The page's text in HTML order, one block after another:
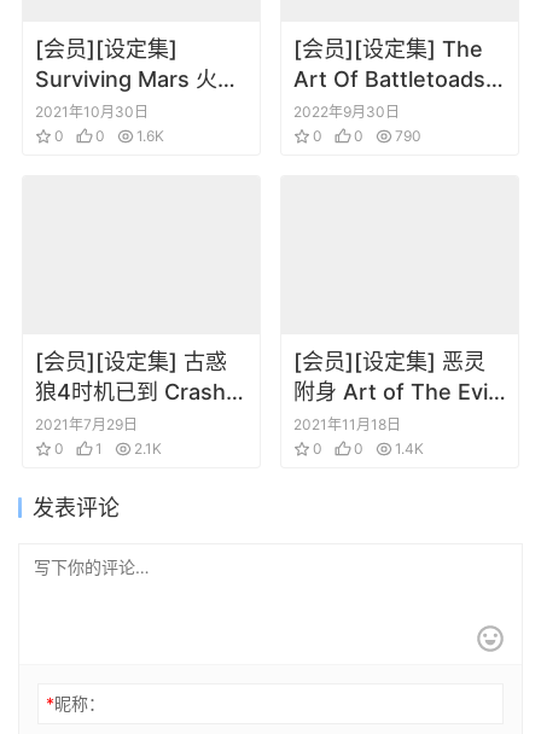
[会员][设定集]
Surviving Mars 火星
求生设定集
2021年10月30日
0
0 1.6K
[会员][设定集] The
Art Of Battletoads
忍者蛙
2022年9月30日
0
0 790
[会员][设定集] 古惑
狼4时机已到 Crash
Bandicoot 4 原画设
定
2021年7月29日
0
1 2.1K
[会员][设定集] 恶灵
附身 Art of The Evil
Within
2021年11月18日
0
0 1.4K
发表评论
*昵称：